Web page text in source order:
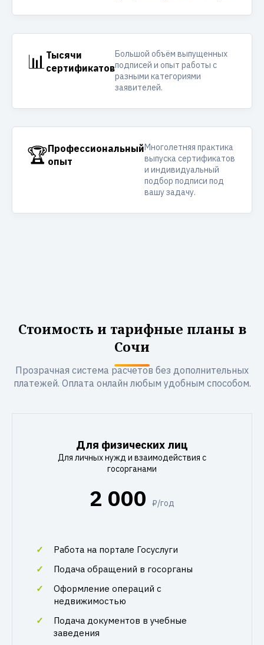
📊 Тысячи
сертификатов
Большой объём выпущенных
подписей и опыт работы с
разными категориями
заявителей.
🏆Профессиональный
опыт
Многолетняя практика
выпуска сертификатов
и индивидуальный
подбор подписи под
вашу задачу.
Стоимость и тарифные планы в
Сочи
Прозрачная система расчетов без дополнительных
платежей. Оплата онлайн любым удобным способом.
Для физических лиц
Для личных нужд и взаимодействия с
госорганами
2 000 ₽/год
Работа на портале Госуслуги
Подача обращений в госорганы
Оформление операций с
недвижимостью
Подача документов в учебные
заведения